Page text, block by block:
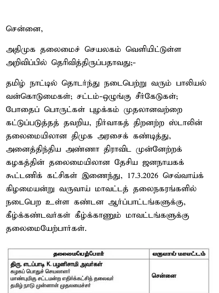
சென்னை,
அதிமுக தலைமைச் செயலகம் வெளியிட்டுள்ள
அறிவிப்பில் தெரிவித்திருப்பதாவது;-
தமிழ் நாட்டில் தொடர்ந்து நடைபெற்று வரும் பாலியல்
வன்கொடுமைகள்; சட்டம்-ஒழுங்கு சீர்கேடுகள்;
போதைப் பொருட்கள் புழக்கம் முதலானவற்றை
கட்டுப்படுத்தத் தவறிய, நிர்வாகத் திறனற்ற ஸ்டாலின்
தலைமையிலான திமுக அரசைக் கண்டித்து,
அனைத்திந்திய அண்ணா திராவிட முன்னேற்றக்
கழகத்தின் தலைமையிலான தேசிய ஜனநாயகக்
கூட்டணிக் கட்சிகள் இணைந்து, 17.3.2026 செவ்வாய்க்
கிழமையன்று வருவாய் மாவட்டத் தலைநகரங்களில்
நடைபெற உள்ள கண்டன ஆர்ப்பாட்டங்களுக்கு,
கீழ்க்கண்டவர்கள் கீழ்க்காணும் மாவட்டங்களுக்கு
தலைமையேற்பார்கள்.